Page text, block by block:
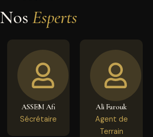
Nos Esperts
ASSEM Afi
Sécrétaire
Ali Farouk
Agent de
Terrain